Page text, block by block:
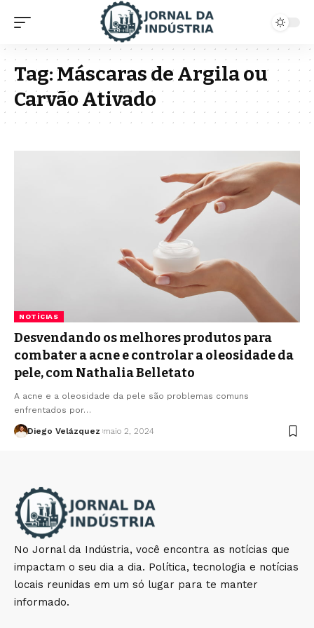
Tag:Máscaras de Argila ou
Carvão Ativado
NOTÍCIAS
Desvendando os melhores produtos para
combater a acne e controlar a oleosidade da
pele, com Nathalia Belletato
A acne e a oleosidade da pele são problemas comuns
enfrentados por…
Diego Velázquez maio 2, 2024
No Jornal da Indústria, você encontra as notícias que
impactam o seu dia a dia. Política, tecnologia e notícias
locais reunidas em um só lugar para te manter
informado.